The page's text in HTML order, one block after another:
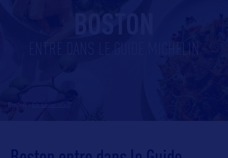
BOSTON
ENTRE DANS LE GUIDE MICHELIN
Boston En savoir plus